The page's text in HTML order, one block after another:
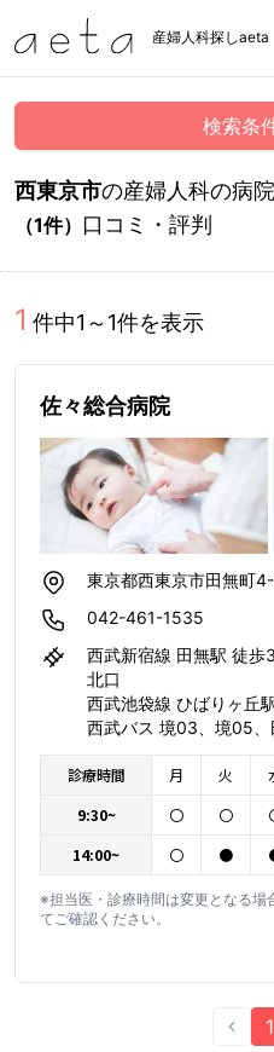
産婦人科探しaeta
検索条
西東京市の産婦人科の病
（1件） 口コミ・評判
1 件中1 ～ 1件を表示
佐々総合病院
東京都西東京市田無町
042-461-1535
西武新宿線 田無駅 徒歩
北口
西武池袋線 ひばりヶ丘
西武バス 境03、境05
診療時間 月 火
9:30~
〇 〇
14:00~
〇 ●
※担当医・診療時間は変更となる場
てご確認ください。
1